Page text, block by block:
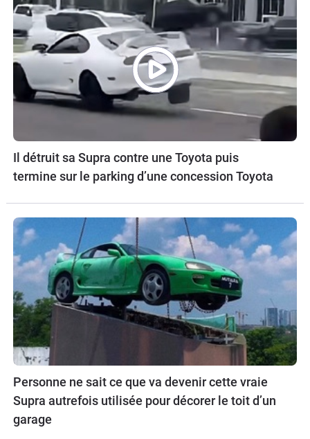
Il détruit sa Supra contre une Toyota puis
termine sur le parking d’une concession Toyota
Personne ne sait ce que va devenir cette vraie
Supra autrefois utilisée pour décorer le toit d’un
garage